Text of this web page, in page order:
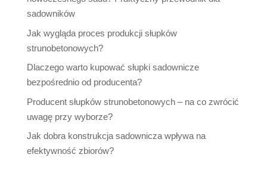
sadowników
Jak wygląda proces produkcji słupków
strunobetonowych?
Dlaczego warto kupować słupki sadownicze
bezpośrednio od producenta?
Producent słupków strunobetonowych – na co zwrócić
uwagę przy wyborze?
Jak dobra konstrukcja sadownicza wpływa na
efektywność zbiorów?